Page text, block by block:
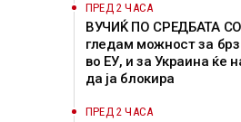
ПРЕД 2 ЧАСА
ВУЧИЌ ПО СРЕДБАТА
гледам можност за брз
во ЕУ, и за Украина ќе
да ја блокира
ПРЕД 2 ЧАСА